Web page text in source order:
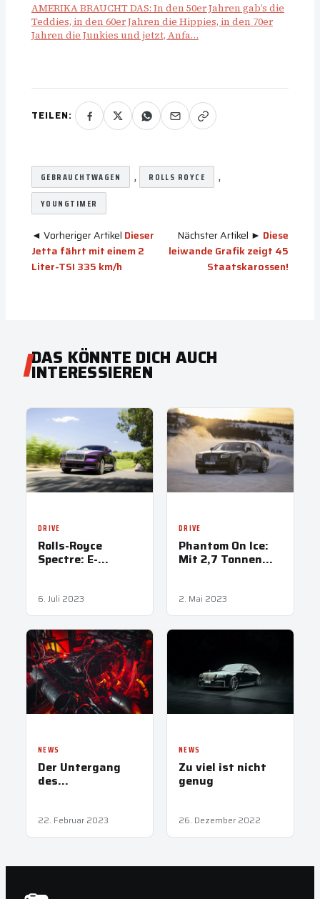
AMERIKA BRAUCHT DAS: In den 50er Jahren gab’s die
Teddies, in den 60er Jahren die Hippies, in den 70er
Jahren die Junkies und jetzt, Anfa…
TEILEN:
GEBRAUCHTWAGEN , ROLLS ROYCE ,
YOUNGTIMER
◄ Vorheriger Artikel Dieser
Jetta fährt mit einem 2
Liter-TSI 335 km/h
Nächster Artikel ► Diese
leiwande Grafik zeigt 45
Staatskarossen!
DAS KÖNNTE DICH AUCH
INTERESSIEREN
DRIVE
Rolls-Royce
Spectre: E-
6. Juli 2023
DRIVE
Phantom On Ice:
Mit 2,7 Tonnen
2. Mai 2023
NEWS
Der Untergang
des
22. Februar 2023
NEWS
Zu viel ist nicht
genug
26. Dezember 2022